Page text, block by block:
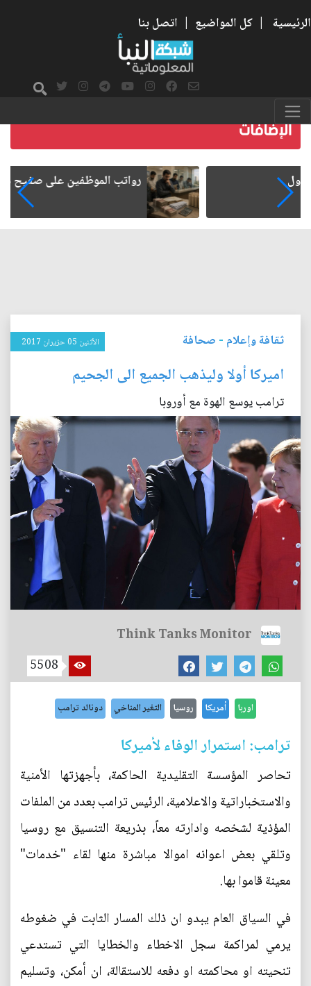
الرئيسية | كل المواضيع | اتصل بنا
رواتب الموظفين على صفيح ساخن
ثقافة وإعلام - صحافة الأثنين 05 حزيران 2017
اميركا أولا وليذهب الجميع الى الجحيم
ترامب يوسع الهوة مع أوروبا
Think Tanks Monitor
5508
اوربا أمريكا روسيا التغير المناخي دونالد ترامب
ترامب: استمرار الوفاء لأميركا
تحاصر المؤسسة التقليدية الحاكمة، بأجهزتها الأمنية
والاستخباراتية والاعلامية، الرئيس ترامب بعدد من الملفات
المؤذية لشخصه وادارته معاً، بذريعة التنسيق مع روسيا
وتلقي بعض اعوانه اموالا مباشرة منها لقاء "خدمات"
معينة قاموا بها.
في السياق العام يبدو ان ذلك المسار الثابت في ضغوطه
يرمي لمراكمة سجل الاخطاء والخطايا التي تستدعي
تنحيته او محاكمته او دفعه للاستقالة، ان أمكن، وتسليم